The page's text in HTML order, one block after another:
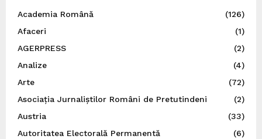
Academia Română
(126)
Afaceri
(1)
AGERPRESS
(2)
Analize
(4)
Arte
(72)
Asociația Jurnaliștilor Români de Pretutindeni
(2)
Austria
(33)
Autoritatea Electorală Permanentă
(6)